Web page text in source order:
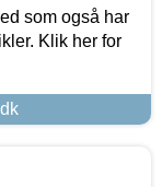
som også har
Klik her for